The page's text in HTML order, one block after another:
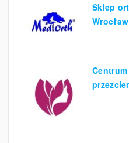
Sklep
Wrocław